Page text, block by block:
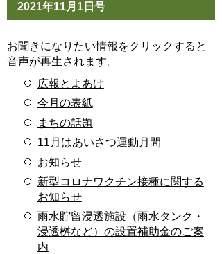
2021年11月1日号
お聞きになりたい情報をクリックすると
音声が再生されます。
広報とよあけ
今月の表紙
まちの話題
11月はあいさつ運動月間
お知らせ
新型コロナワクチン接種に関する
お知らせ
雨水貯留浸透施設（雨水タンク・
浸透桝など）の設置補助金のご案
内